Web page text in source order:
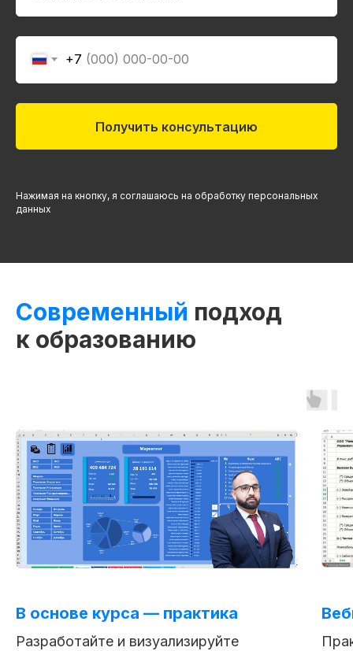
+7
Получить консультацию
Нажимая на кнопку, я соглашаюсь на обработку персональных
данных
Современный подход
к образованию
В основе курса — практика
Разработайте и визуализируйте